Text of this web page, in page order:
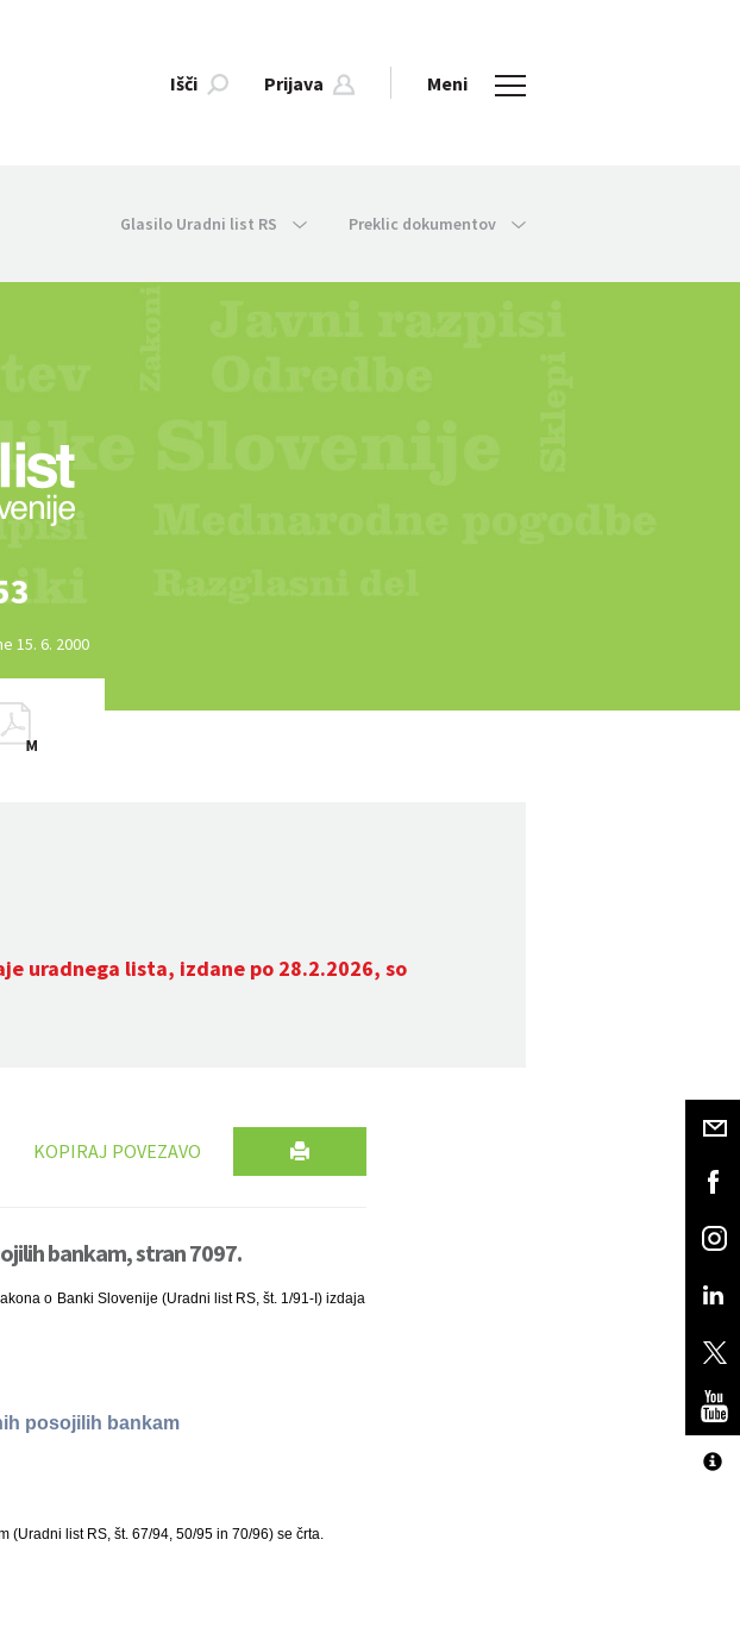
Išči Prijava Meni
Glasilo Uradni list RS Preklic dokumentov
15. 6. 2000
uradnega lista, izdane po 28.2.2026, so
KOPIRAJ POVEZAVO
bankam, stran 7097.
o Banki Slovenije (Uradni list RS, št. 1/91-I) izdaja
posojilih bankam
list RS, št. 67/94, 50/95 in 70/96) se črta.